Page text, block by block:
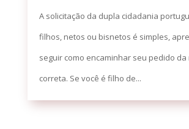
A solicitação da dupla cidadania
filhos, netos ou bisnetos é simples,
seguir como encaminhar seu pedido da
correta. Se você é filho de...